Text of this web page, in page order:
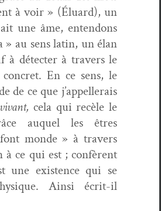
à voir » (Élu­ard), un
une âme, enten­dons
» au sens latin, un élan
à détecter à tra­vers le
En ce sens, le
de ce que j’appellerais
cela qui recèle le
auquel les êtres
monde » à tra­vers
ce qui est ; con­fèrent
une exis­tence qui se
Ain­si écrit-il